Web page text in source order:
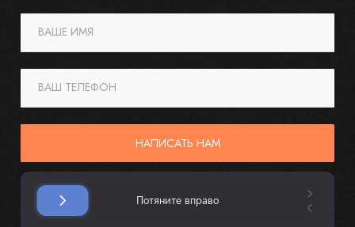
ВАШЕ ИМЯ
ВАШ ТЕЛЕФОН
НАПИСАТЬ НАМ